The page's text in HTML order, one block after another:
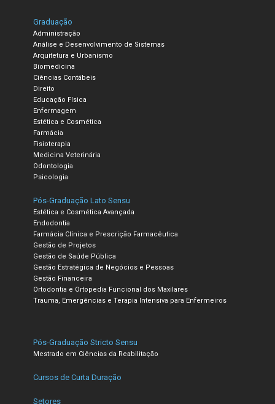
Graduação
Administração
Análise e Desenvolvimento de Sistemas
Arquitetura e Urbanismo
Biomedicina
Ciências Contábeis
Direito
Educação Física
Enfermagem
Estética e Cosmética
Farmácia
Fisioterapia
Medicina Veterinária
Odontologia
Psicologia
Pós-Graduação Lato Sensu
Estética e Cosmética Avançada
Endodontia
Farmácia Clínica e Prescrição Farmacêutica
Gestão de Projetos
Gestão de Saúde Pública
Gestão Estratégica de Negócios e Pessoas
Gestão Financeira
Ortodontia e Ortopedia Funcional dos Maxilares
Trauma, Emergências e Terapia Intensiva para Enfermeiros
Pós-Graduação Stricto Sensu
Mestrado em Ciências da Reabilitação
Cursos de Curta Duração
Setores